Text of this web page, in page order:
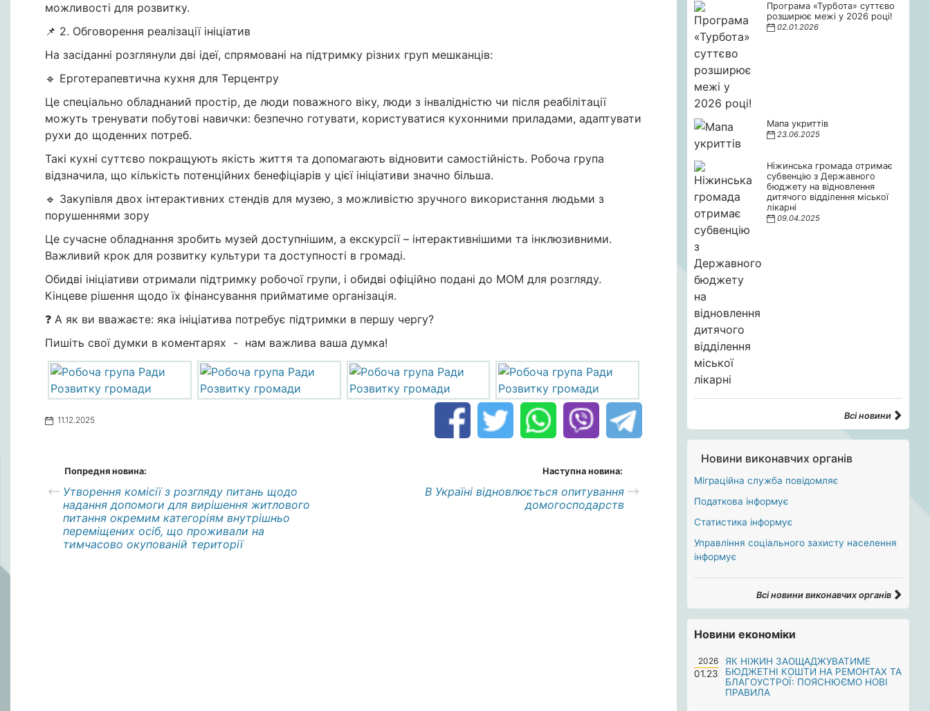
можливості для розвитку.
📌 2. Обговорення реалізації ініціатив
На засіданні розглянули дві ідеї, спрямовані на підтримку різних груп мешканців:
🔹 Ерготерапевтична кухня для Терцентру
Це спеціально обладнаний простір, де люди поважного віку, люди з інвалідністю чи після реабілітації
можуть тренувати побутові навички: безпечно готувати, користуватися кухонними приладами, адаптувати
рухи до щоденних потреб.
Такі кухні суттєво покращують якість життя та допомагають відновити самостійність. Робоча група
відзначила, що кількість потенційних бенефіціарів у цієї ініціативи значно більша.
🔹 Закупівля двох інтерактивних стендів для музею, з можливістю зручного використання людьми з
порушеннями зору
Це сучасне обладнання зробить музей доступнішим, а екскурсії – інтерактивнішими та інклюзивними.
Важливий крок для розвитку культури та доступності в громаді.
Обидві ініціативи отримали підтримку робочої групи, і обидві офіційно подані до МОМ для розгляду.
Кінцеве рішення щодо їх фінансування прийматиме організація.
❓ А як ви вважаєте: яка ініціатива потребує підтримки в першу чергу?
Пишіть свої думки в коментарях - нам важлива ваша думка!
11.12.2025
Попредня новина:
Утворення комісії з розгляду питань щодо
надання допомоги для вирішення житлового
питання окремим категоріям внутрішньо
переміщених осіб, що проживали на
тимчасово окупованій території
Наступна новина:
В Україні відновлюється опитування
домогосподарств
Програма «Турбота» суттєво
розширює межі у 2026 році!
02.01.2026
Мапа укриттів
23.06.2025
Ніжинська громада отримає
субвенцію з Державного
бюджету на відновлення
дитячого відділення міської
лікарні
09.04.2025
Всі новини
Новини виконавчих органів
Міграційна служба повідомляє
Податкова інформує
Статистика інформує
Управління соціального захисту населення
інформує
Всі новини виконавчих органів
Новини економіки
2026
01.23
ЯК НІЖИН ЗАОЩАДЖУВАТИМЕ
БЮДЖЕТНІ КОШТИ НА РЕМОНТАХ ТА
БЛАГОУСТРОЇ: ПОЯСНЮЄМО НОВІ
ПРАВИЛА